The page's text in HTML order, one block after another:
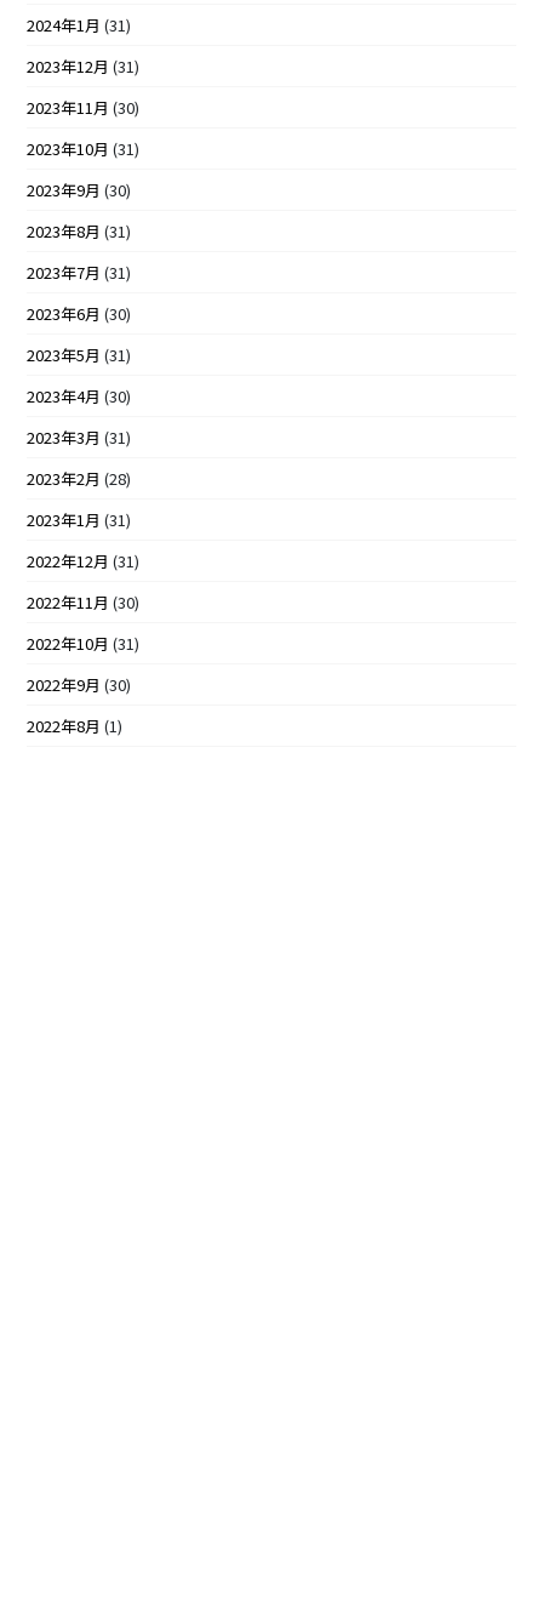
2024年1月 (31)
2023年12月 (31)
2023年11月 (30)
2023年10月 (31)
2023年9月 (30)
2023年8月 (31)
2023年7月 (31)
2023年6月 (30)
2023年5月 (31)
2023年4月 (30)
2023年3月 (31)
2023年2月 (28)
2023年1月 (31)
2022年12月 (31)
2022年11月 (30)
2022年10月 (31)
2022年9月 (30)
2022年8月 (1)